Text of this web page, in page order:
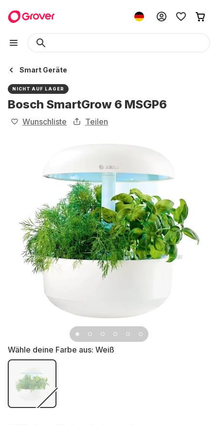
Smart Geräte
NICHT AUF LAGER
Bosch SmartGrow 6 MSGP6
Wunschliste Teilen
Wähle deine Farbe aus: Weiß